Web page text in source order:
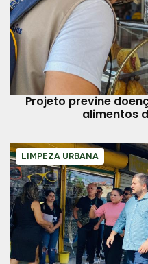
Projeto previne
alimentos
LIMPEZA URBANA